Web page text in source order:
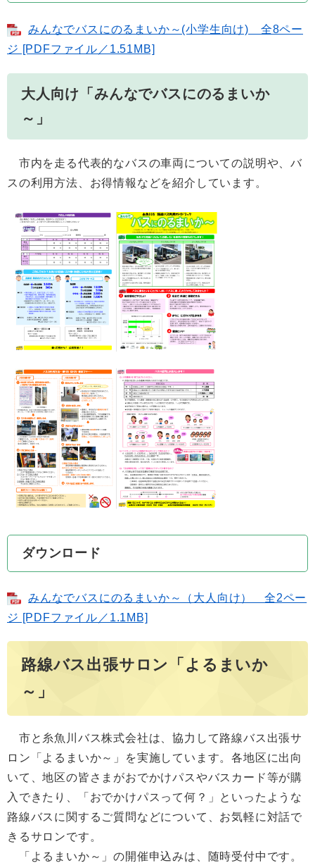
みんなでバスにのるまいか～(小学生向け) 全8ペー
ジ [PDFファイル／1.51MB]
大人向け「みんなでバスにのるまいか
～」
市内を走る代表的なバスの車両についての説明や、バ
スの利用方法、お得情報などを紹介しています。
ダウンロード
みんなでバスにのるまいか～（大人向け） 全2ペー
ジ [PDFファイル／1.1MB]
路線バス出張サロン「よるまいか
～」
市と糸魚川バス株式会社は、協力して路線バス出張サ
ロン「よるまいか～」を実施しています。各地区に出向
いて、地区の皆さまがおでかけパスやバスカード等が購
入できたり、「おでかけパスって何？」といったような
路線バスに関するご質問などについて、お気軽に対話で
きるサロンです。
「よるまいか～」の開催申込みは、随時受付中です。